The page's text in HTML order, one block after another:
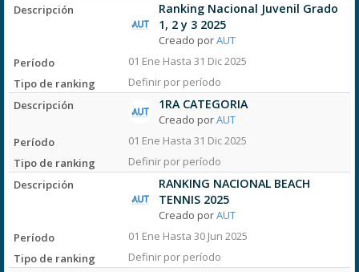
Ranking Nacional Juvenil Grado
1, 2 y 3 2025
Creado porAUT
01 Ene Hasta 31 Dic 2025
Definir por período
1RA CATEGORIA
Creado porAUT
01 Ene Hasta 31 Dic 2025
Definir por período
RANKING NACIONAL BEACH
TENNIS 2025
Creado porAUT
01 Ene Hasta 30 Jun 2025
Definir por período